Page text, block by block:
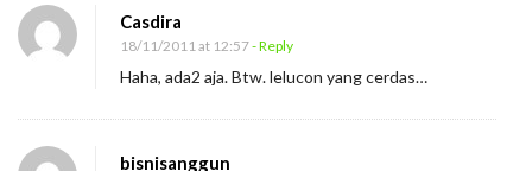
Casdira
18/11/2011 at 12:57- Reply
Haha, ada2 aja. Btw. lelucon yang cerdas…
bisnisanggun